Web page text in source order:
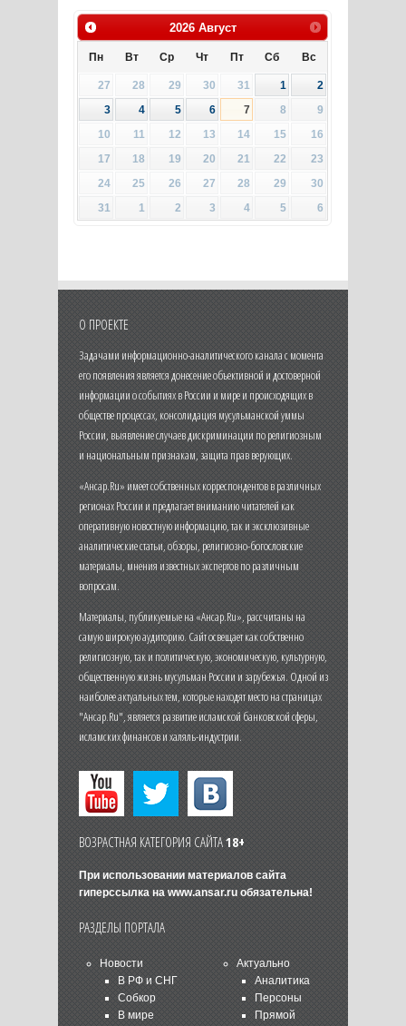
2026 Август
Пн Вт Ср Чт Пт Сб Вс
27 28 29 30 31 1
2
3
4 5 6 7 8
9
10
11 12 13 14 15
16
17
18 19 20 21 22
23
24
25 26 27 28 29
30
31
1 2 3 4 5 6
О ПРОЕКТЕ
Задачами информационно-аналитического канала с момента
его появления является донесение объективной и достоверной
информации о событиях в России и мире и происходящих в
обществе процессах, консолидация мусульманской уммы
России, выявление случаев дискриминации по религиозным
и национальным признакам, защита прав верующих.
«Ансар.Ru» имеет собственных корреспондентов в различных
регионах России и предлагает вниманию читателей как
оперативную новостную информацию, так и эксклюзивные
аналитические статьи, обзоры, религиозно-богословские
материалы, мнения известных экспертов по различным
вопросам.
Материалы, публикуемые на «Ансар.Ru», рассчитаны на
самую широкую аудиторию. Сайт освещает как собственно
религиозную, так и политическую, экономическую, культурную,
общественную жизнь мусульман России и зарубежья. Одной из
наиболее актуальных тем, которые находят место на страницах
"Ансар.Ru", является развитие исламской банковской сферы,
исламских финансов и халяль-индустрии.
ВОЗРАСТНАЯ КАТЕГОРИЯ САЙТА18+
При использовании материалов сайта
гиперссылка на www.ansar.ruобязательна!
РАЗДЕЛЫ ПОРТАЛА
Новости
В РФ и СНГ
Собкор
В мире
Актуально
Аналитика
Персоны
Прямой